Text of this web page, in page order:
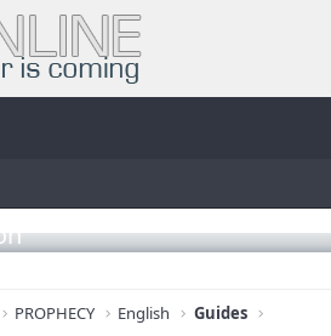
PROPHECY English Guides